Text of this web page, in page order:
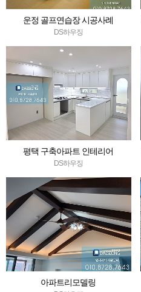
운정 골프연습장 시공사례
DS하우징
평택 구축아파트 인테리어
DS하우징
아파트리모델링